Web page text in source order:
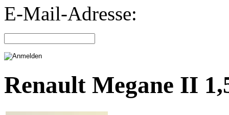
E-Mail-Adresse:
Renault Megane II